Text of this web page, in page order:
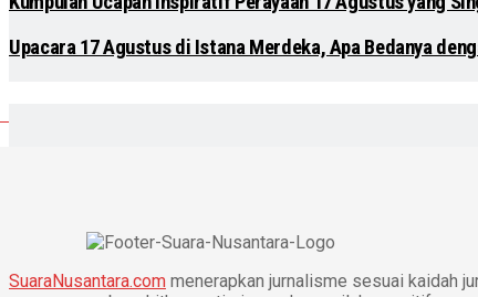
Upacara 17 Agustus di Istana Merdeka, Apa Bedanya
SuaraNusantara.com menerapkan jurnalisme sesuai kaidah